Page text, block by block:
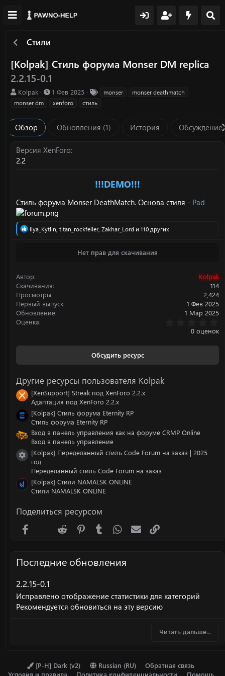
Стили
[Kolpak] Стиль форума Monser DM replica
2.2.15-0.1
А
в
о
р
Kolpak
Д
а
д
1 Фев 2025 monser
monser deathmatch
monser dm
xenforo стиль
Обзор Обновления (1) История Обсуждение
Версия XenForo
2.2
!!!DEMO!!!
Стиль форума Monser DeathMatch. Основа стиля - Pad
Р
и
:
Ilya_Kytlin, titan_rockfeller, Zakhar_Lord и 110 других
Нет прав для скачивания
Автор
Kolpak
Скачивания
114
Просмотры
2,424
Первый выпуск
1 Фев 2025
Обновление
1 Мар 2025
Оценка
.
0
0 оценок
Обсудить ресурс
Другие ресурсы пользователя Kolpak
[XenSupport] Streak под XenForo 2.2.x
Адаптация под XenForo 2.2.x
[Kolpak] Стиль форума Eternity RP
Стиль форума Eternity RP
Вход в панель управления как на форуме CRMP Online
Вход в панель управление
Иконка ресурса
[Kolpak] Переделанный стиль Code Forum на заказ | 2025
год
Переделанный стиль Code Forum на заказ
[Kolpak] Стили NAMALSK ONLINE
Стили NAMALSK ONLINE
Поделиться ресурсом
FacebookX (Twitter)
Reddit PinterestTumblr WhatsAppЭлектронная почта
Последние обновления
2.2.15-0.1
Исправлено отображение статистики для категорий
Рекомендуется обновиться на эту версию
Читать дальше...
[P-H] Dark (v2) Russian (RU)
Обратная связь
Условия и правила
Политика конфиденциальности Помощь